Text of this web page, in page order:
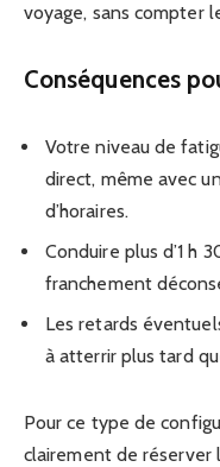
voyage, sans compter
Conséquences
Votre niveau de
direct, même avec
d’horaires.
Conduire plus d’1 h
franchement
Les retards
à atterrir plus tard
Pour ce type de
clairement de réserver